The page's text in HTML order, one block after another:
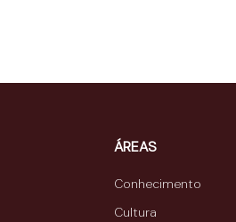
ÁREAS
Conhecimento
Cultura